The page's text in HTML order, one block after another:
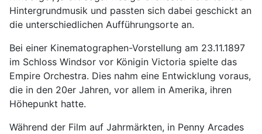
Hintergrundmusik und passten sich dabei geschickt an
die unterschiedlichen Aufführungsorte an.
Bei einer Kinematographen-Vorstellung am 23.11.1897
im Schloss Windsor vor Königin Victoria spielte das
Empire Orchestra. Dies nahm eine Entwicklung voraus,
die in den 20er Jahren, vor allem in Amerika, ihren
Höhepunkt hatte.
Während der Film auf Jahrmärkten, in Penny Arcades